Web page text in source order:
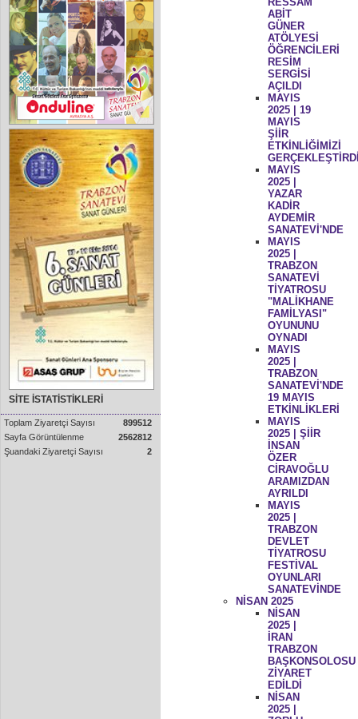
SİTE İSTATİSTİKLERİ
Toplam Ziyaretçi Sayısı
899512
Sayfa Görüntülenme
2562812
Şuandaki Ziyaretçi Sayısı
2
ABİT
GÜNER
ATÖLYESİ
ÖĞRENCİLERİ
RESİM
SERGİSİ
AÇILDI
MAYIS
2025 | 19
MAYIS
ŞİİR
ETKİNLİĞİMİZİ
MAYIS
2025 |
YAZAR
KADİR
AYDEMİR
SANATEVİ'NDE
MAYIS
2025 |
TRABZON
SANATEVİ
TİYATROSU
"MALİKHANE
FAMİLYASI"
OYUNUNU
OYNADI
MAYIS
2025 |
TRABZON
SANATEVİ'NDE
19 MAYIS
ETKİNLİKLERİ
MAYIS
2025 | ŞİİR
İNSAN
ÖZER
CİRAVOĞLU
ARAMIZDAN
AYRILDI
MAYIS
2025 |
TRABZON
DEVLET
TİYATROSU
FESTİVAL
OYUNLARI
SANATEVİNDE
NİSAN 2025
NİSAN
2025 |
İRAN
TRABZON
BAŞKONSOLOSU
ZİYARET
EDİLDİ
NİSAN
2025 |